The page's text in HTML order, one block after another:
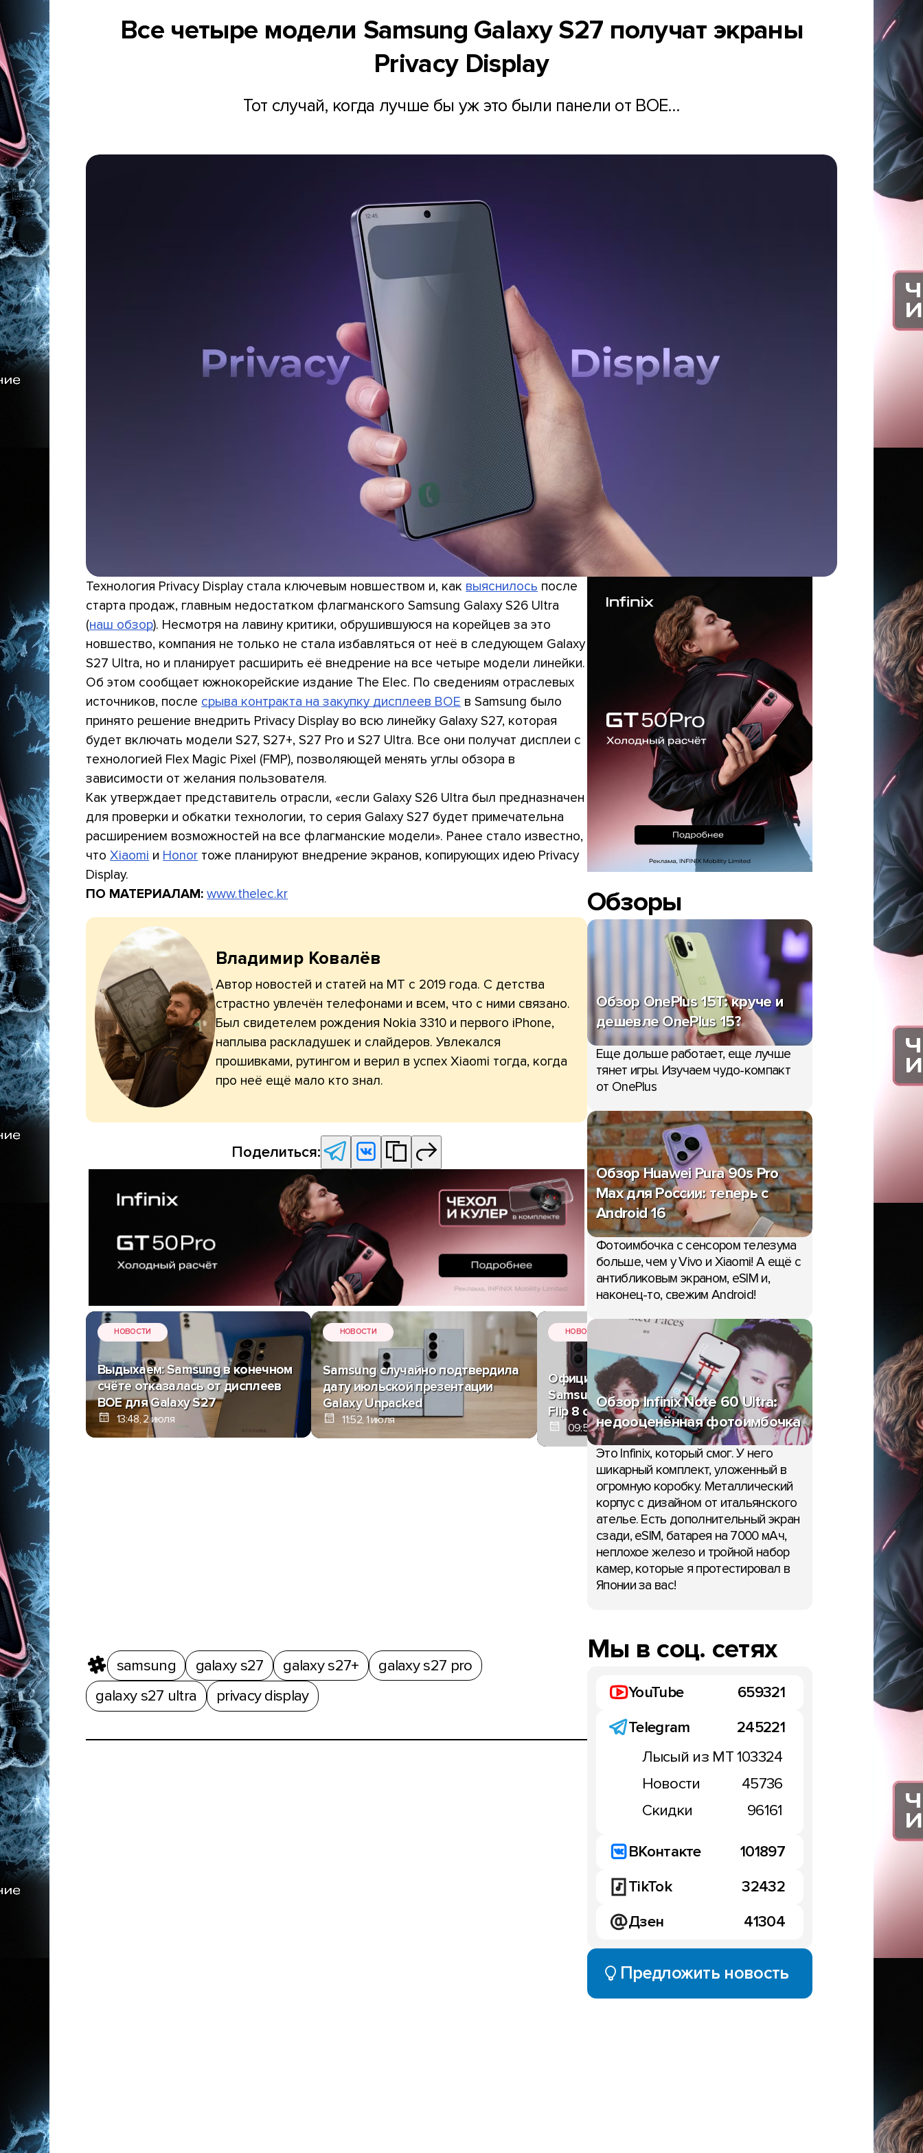
Все четыре модели Samsung Galaxy S27 получат экраны
Privacy Display
Тот случай, когда лучше бы уж это были панели от BOE…
Технология Privacy Display стала ключевым новшеством и, как выяснилось после
старта продаж, главным недостатком флагманского Samsung Galaxy S26 Ultra
(наш обзор). Несмотря на лавину критики, обрушившуюся на корейцев за это
новшество, компания не только не стала избавляться от неё в следующем Galaxy
S27 Ultra, но и планирует расширить её внедрение на все четыре модели линейки.
Об этом сообщает южнокорейские издание The Elec. По сведениям отраслевых
источников, после срыва контракта на закупку дисплеев BOE в Samsung было
принято решение внедрить Privacy Display во всю линейку Galaxy S27, которая
будет включать модели S27, S27+, S27 Pro и S27 Ultra. Все они получат дисплеи с
технологией Flex Magic Pixel (FMP), позволяющей менять углы обзора в
зависимости от желания пользователя.
Как утверждает представитель отрасли, «если Galaxy S26 Ultra был предназначен
для проверки и обкатки технологии, то серия Galaxy S27 будет примечательна
расширением возможностей на все флагманские модели». Ранее стало известно,
чтоXiaomi и Honor тоже планируют внедрение экранов, копирующих идею Privacy
Display.
ПО МАТЕРИАЛАМ: www.thelec.kr
Владимир Ковалёв
Автор новостей и статей на МТ с 2019 года. С детства
страстно увлечён телефонами и всем, что с ними связано.
Был свидетелем рождения Nokia 3310 и первого iPhone,
наплыва раскладушек и слайдеров. Увлекался
прошивками, рутингом и верил в успех Xiaomi тогда, когда
про неё ещё мало кто знал.
Поделиться:
НОВОСТИ
Выдыхаем: Samsung в конечном
счёте отказалась от дисплеев
BOE для Galaxy S27
13:48, 2 июля
НОВОСТИ
Samsung случайно подтвердила
дату июльской презентации
Galaxy Unpacked
11:52, 1 июля
НОВОСТИ
Официальные пресс-фото
Samsung Z Fold 8, Fold 8 Ultra и
Flip 8 слили в Сеть
09:59, 1 июля
НОВОСТИ
Samsung случайно
Galaxy Glasses в
приложении
07:18, 1 июля
samsung galaxy s27 galaxy s27+
galaxy s27 pro
galaxy s27 ultra
privacy display
Обзоры
Обзор OnePlus 15T: круче и
дешевле OnePlus 15?
Еще дольше работает, еще лучше
тянет игры. Изучаем чудо-компакт
от OnePlus
Обзор Huawei Pura 90s Pro
Max для России: теперь с
Android 16
Фотоимбочка с сенсором телезума
больше, чем у Vivo и Xiaomi! А ещё с
антибликовым экраном, eSIM и,
наконец-то, свежим Android!
Обзор Infinix Note 60 Ultra:
недооценённая фотоимбочка
Это Infinix, который смог. У него
шикарный комплект, уложенный в
огромную коробку. Металлический
корпус с дизайном от итальянского
ателье. Есть дополнительный экран
сзади, eSIM, батарея на 7000 мАч,
неплохое железо и тройной набор
камер, которые я протестировал в
Японии за вас!
Мы в соц. сетях
YouTube
659321
Telegram
245221
Лысый из МТ103324
Новости
45736
Скидки
96161
ВКонтакте
101897
TikTok
32432
Дзен
41304
Предложить новость